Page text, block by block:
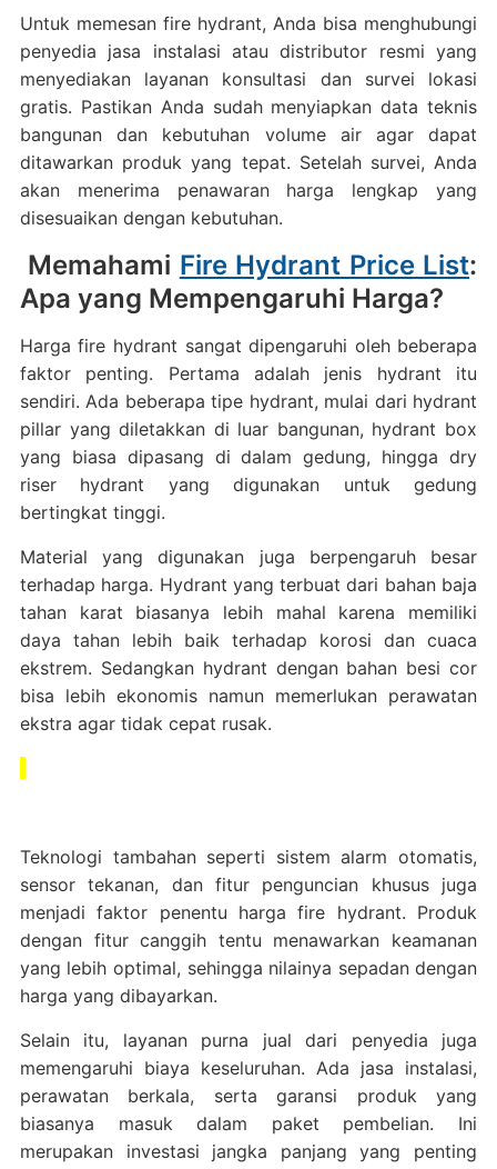
Untuk memesan fire hydrant, Anda bisa menghubungi
penyedia jasa instalasi atau distributor resmi yang
menyediakan layanan konsultasi dan survei lokasi
gratis. Pastikan Anda sudah menyiapkan data teknis
bangunan dan kebutuhan volume air agar dapat
ditawarkan produk yang tepat. Setelah survei, Anda
akan menerima penawaran harga lengkap yang
disesuaikan dengan kebutuhan.
Memahami Fire Hydrant Price List:
Apa yang Mempengaruhi Harga?
Harga fire hydrant sangat dipengaruhi oleh beberapa
faktor penting. Pertama adalah jenis hydrant itu
sendiri. Ada beberapa tipe hydrant, mulai dari hydrant
pillar yang diletakkan di luar bangunan, hydrant box
yang biasa dipasang di dalam gedung, hingga dry
riser hydrant yang digunakan untuk gedung
bertingkat tinggi.
Material yang digunakan juga berpengaruh besar
terhadap harga. Hydrant yang terbuat dari bahan baja
tahan karat biasanya lebih mahal karena memiliki
daya tahan lebih baik terhadap korosi dan cuaca
ekstrem. Sedangkan hydrant dengan bahan besi cor
bisa lebih ekonomis namun memerlukan perawatan
ekstra agar tidak cepat rusak.
Teknologi tambahan seperti sistem alarm otomatis,
sensor tekanan, dan fitur penguncian khusus juga
menjadi faktor penentu harga fire hydrant. Produk
dengan fitur canggih tentu menawarkan keamanan
yang lebih optimal, sehingga nilainya sepadan dengan
harga yang dibayarkan.
Selain itu, layanan purna jual dari penyedia juga
memengaruhi biaya keseluruhan. Ada jasa instalasi,
perawatan berkala, serta garansi produk yang
biasanya masuk dalam paket pembelian. Ini
merupakan investasi jangka panjang yang penting